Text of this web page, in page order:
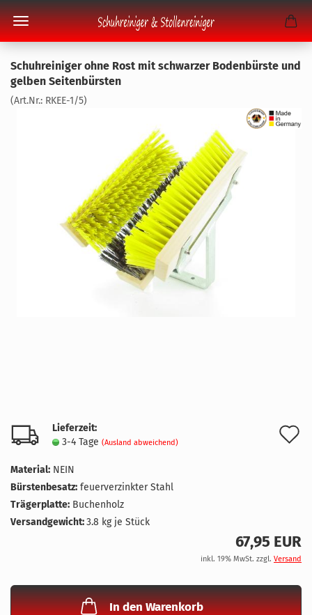
Schuh­rei­ni­ger ohne Rost mit schwar­zer Bo­den­bürs­te und
gel­ben Sei­ten­bürs­ten
(Art.Nr.: RKEE-​1/5)
Lieferzeit:
3-4 Tage (Ausland abweichend)
Material: NEIN
Bürstenbesatz: feuerverzinkter Stahl
Trägerplatte: Buchenholz
Versandgewicht:3.8 kg je Stück
67,95 EUR
inkl. 19% MwSt. zzgl. Versand
In den Warenkorb